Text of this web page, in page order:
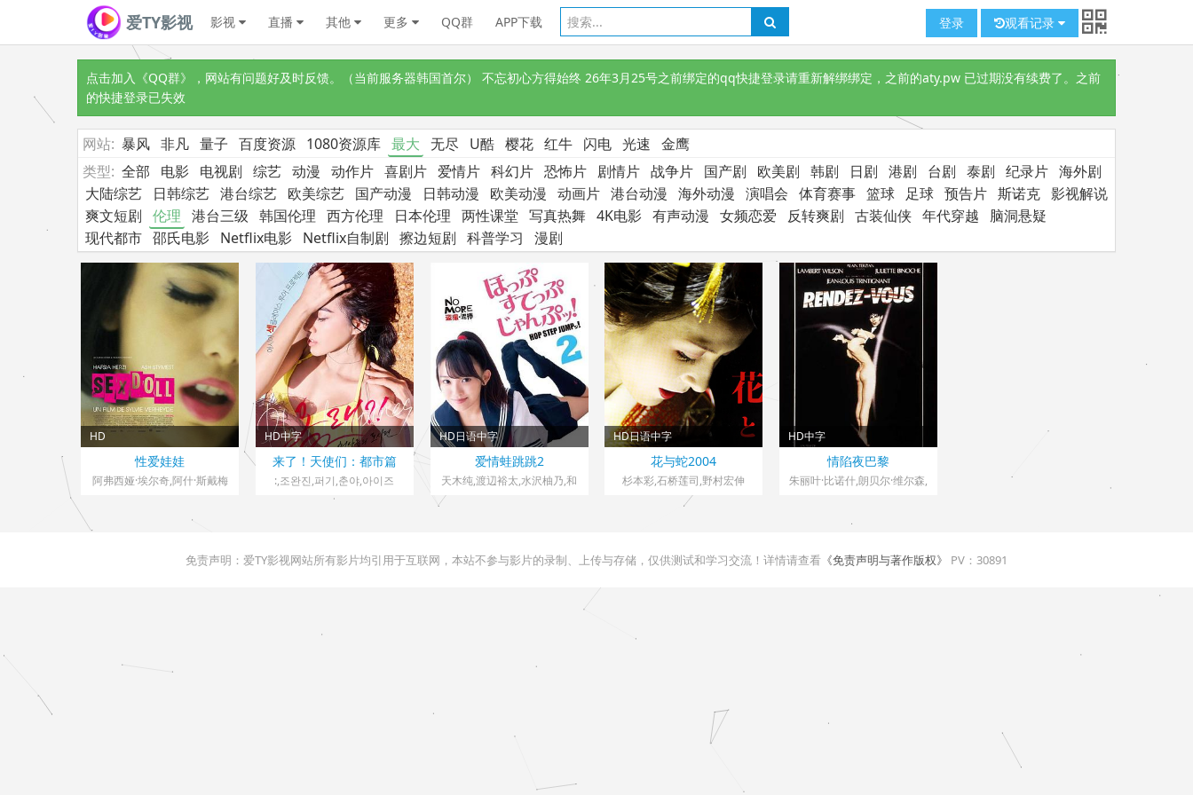
爱TY影视 影视 直播 其他 更多 QQ群 APP下载 登录 观看记录
点击加入《QQ群》
，网站有问题好及时反馈。（当前服务器韩国首尔） 不忘初心方得始终 26年3月25号之前绑定的qq快捷登录请重新解绑绑定，之前的aty.pw 已过期没有续费了。之前
的快捷登录已失效
网站: 暴风 非凡 量子 百度资源 1080资源库 最大 无尽 U酷 樱花 红牛 闪电 光速 金鹰
类型: 全部 电影 电视剧 综艺 动漫 动作片 喜剧片 爱情片 科幻片 恐怖片 剧情片 战争片 国产剧 欧美剧 韩剧 日剧 港剧 台剧 泰剧 纪录片 海外剧
大陆综艺
日韩综艺 港台综艺 欧美综艺 国产动漫 日韩动漫 欧美动漫 动画片 港台动漫 海外动漫 演唱会 体育赛事 篮球 足球 预告片 斯诺克 影视解说
爽文短剧 伦理 港台三级 韩国伦理 西方伦理 日本伦理 两性课堂 写真热舞 4K电影 有声动漫 女频恋爱 反转爽剧 古装仙侠 年代穿越
脑洞悬疑
现代都市 邵氏电影 Netflix电影 Netflix自制剧 擦边短剧 科普学习 漫剧
HD
法国,英国> 伦理
2016 导演：西尔薇·维尔海迪
性爱娃娃
阿弗西娅·埃尔奇,阿什·斯戴梅
艾拉·马克斯,林赛·卡拉莫,米丽
HD中字
韩国> 伦理
2017 导演：노승택
来了！天使们：都市篇
:,조완진,퍼기,춘야,아이즈
HD日语中字
日本> 伦理
2018 导演：土岐洋介
爱情蛙跳跳2
天木纯,渡辺裕太,水沢柚乃,和
HD日语中字
日本> 伦理
2004 导演：石井隆
花与蛇2004
杉本彩,石桥莲司,野村宏伸
HD中字
法国> 伦理
1985 导演：安德烈·泰希内
情陷夜巴黎
朱丽叶·比诺什,朗贝尔·维尔森,
免责声明：爱TY影视网站所有影片均引用于互联网，本站不参与影片的录制、上传与存储，仅供测试和学习交流！详情请查看 《免责声明与著作版权》 PV： 30891